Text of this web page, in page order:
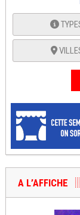
A L’AFFICHE